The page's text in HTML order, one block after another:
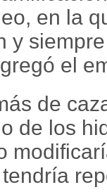
en la
y
el
de
de los